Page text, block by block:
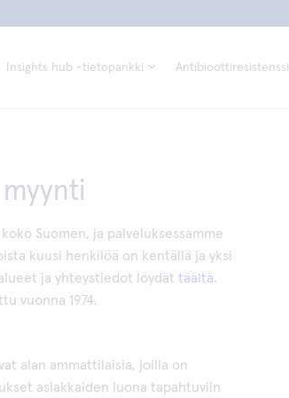
Insights hub -tietopankki Antibioottiresistenssi
Suomen, ja palveluksessamme
kuusi henkilöä on kentällä ja yksi
ja yhteystiedot löydät täältä.
vuonna 1974.
alan ammattilaisia, joilla on
asiakkaiden luona tapahtuviin